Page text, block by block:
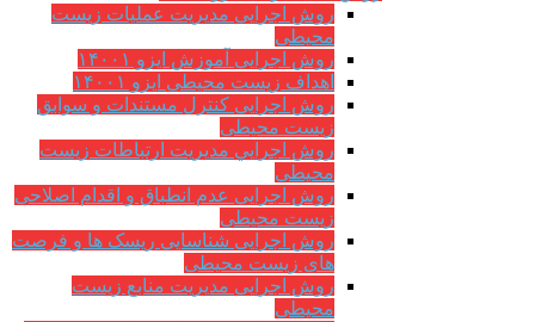
روش اجرایی مدیریت عملیات زیست
محیطی
روش اجرایی آموزش ایزو ۱۴۰۰۱
اهداف زیست محیطی ایزو ۱۴۰۰۱
روش اجرایی کنترل مستندات و سوابق
زیست محیطی
روش اجرايي مدیریت ارتباطات زیست
محیطی
روش اجرایی عدم انطباق و اقدام اصلاحی
زیست محیطی
روش اجرایی شناسایی ریسک ها و فرصت
های زیست محیطی
روش اجرایی مدیریت منابع زیست
محیطی